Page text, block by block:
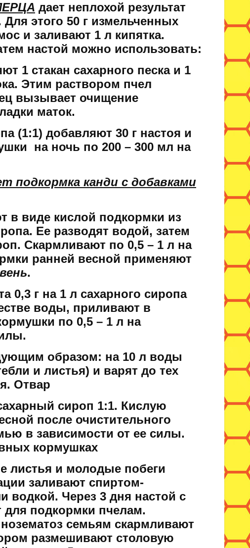
дает неплохой результат
этого 50 г измельченных
и заливают 1 л кипятка.
настой можно использовать:
1 стакан сахарного песка и 1
Этим раствором пчел
вызывает очищение
маток.
(1:1) добавляют 30 г настоя и
на ночь по 200 – 300 мл на
подкормка канди с добавками
в виде кислой подкормки из
Ее разводят водой, затем
Скармливают по 0,5 – 1 л на
ранней весной применяют
.
0,3 г на 1 л сахарного сиропа
воды, приливают в
по 0,5 – 1 л на
образом: на 10 л воды
и листья) и варят до тех
Отвар
сироп 1:1. Кислую
после очистительного
в зависимости от ее силы.
кормушках
листья и молодые побеги
заливают спиртом-
водкой. Через 3 дня настой с
подкормки пчелам.
семьям скармливают
размешивают столовую